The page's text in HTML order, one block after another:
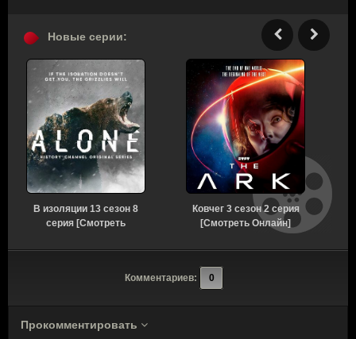
Новые серии:
В изоляции 13 сезон 8
серия [Смотреть
Ковчег 3 сезон 2 серия
[Смотреть Онлайн]
Комментариев: 0
Прокомментировать